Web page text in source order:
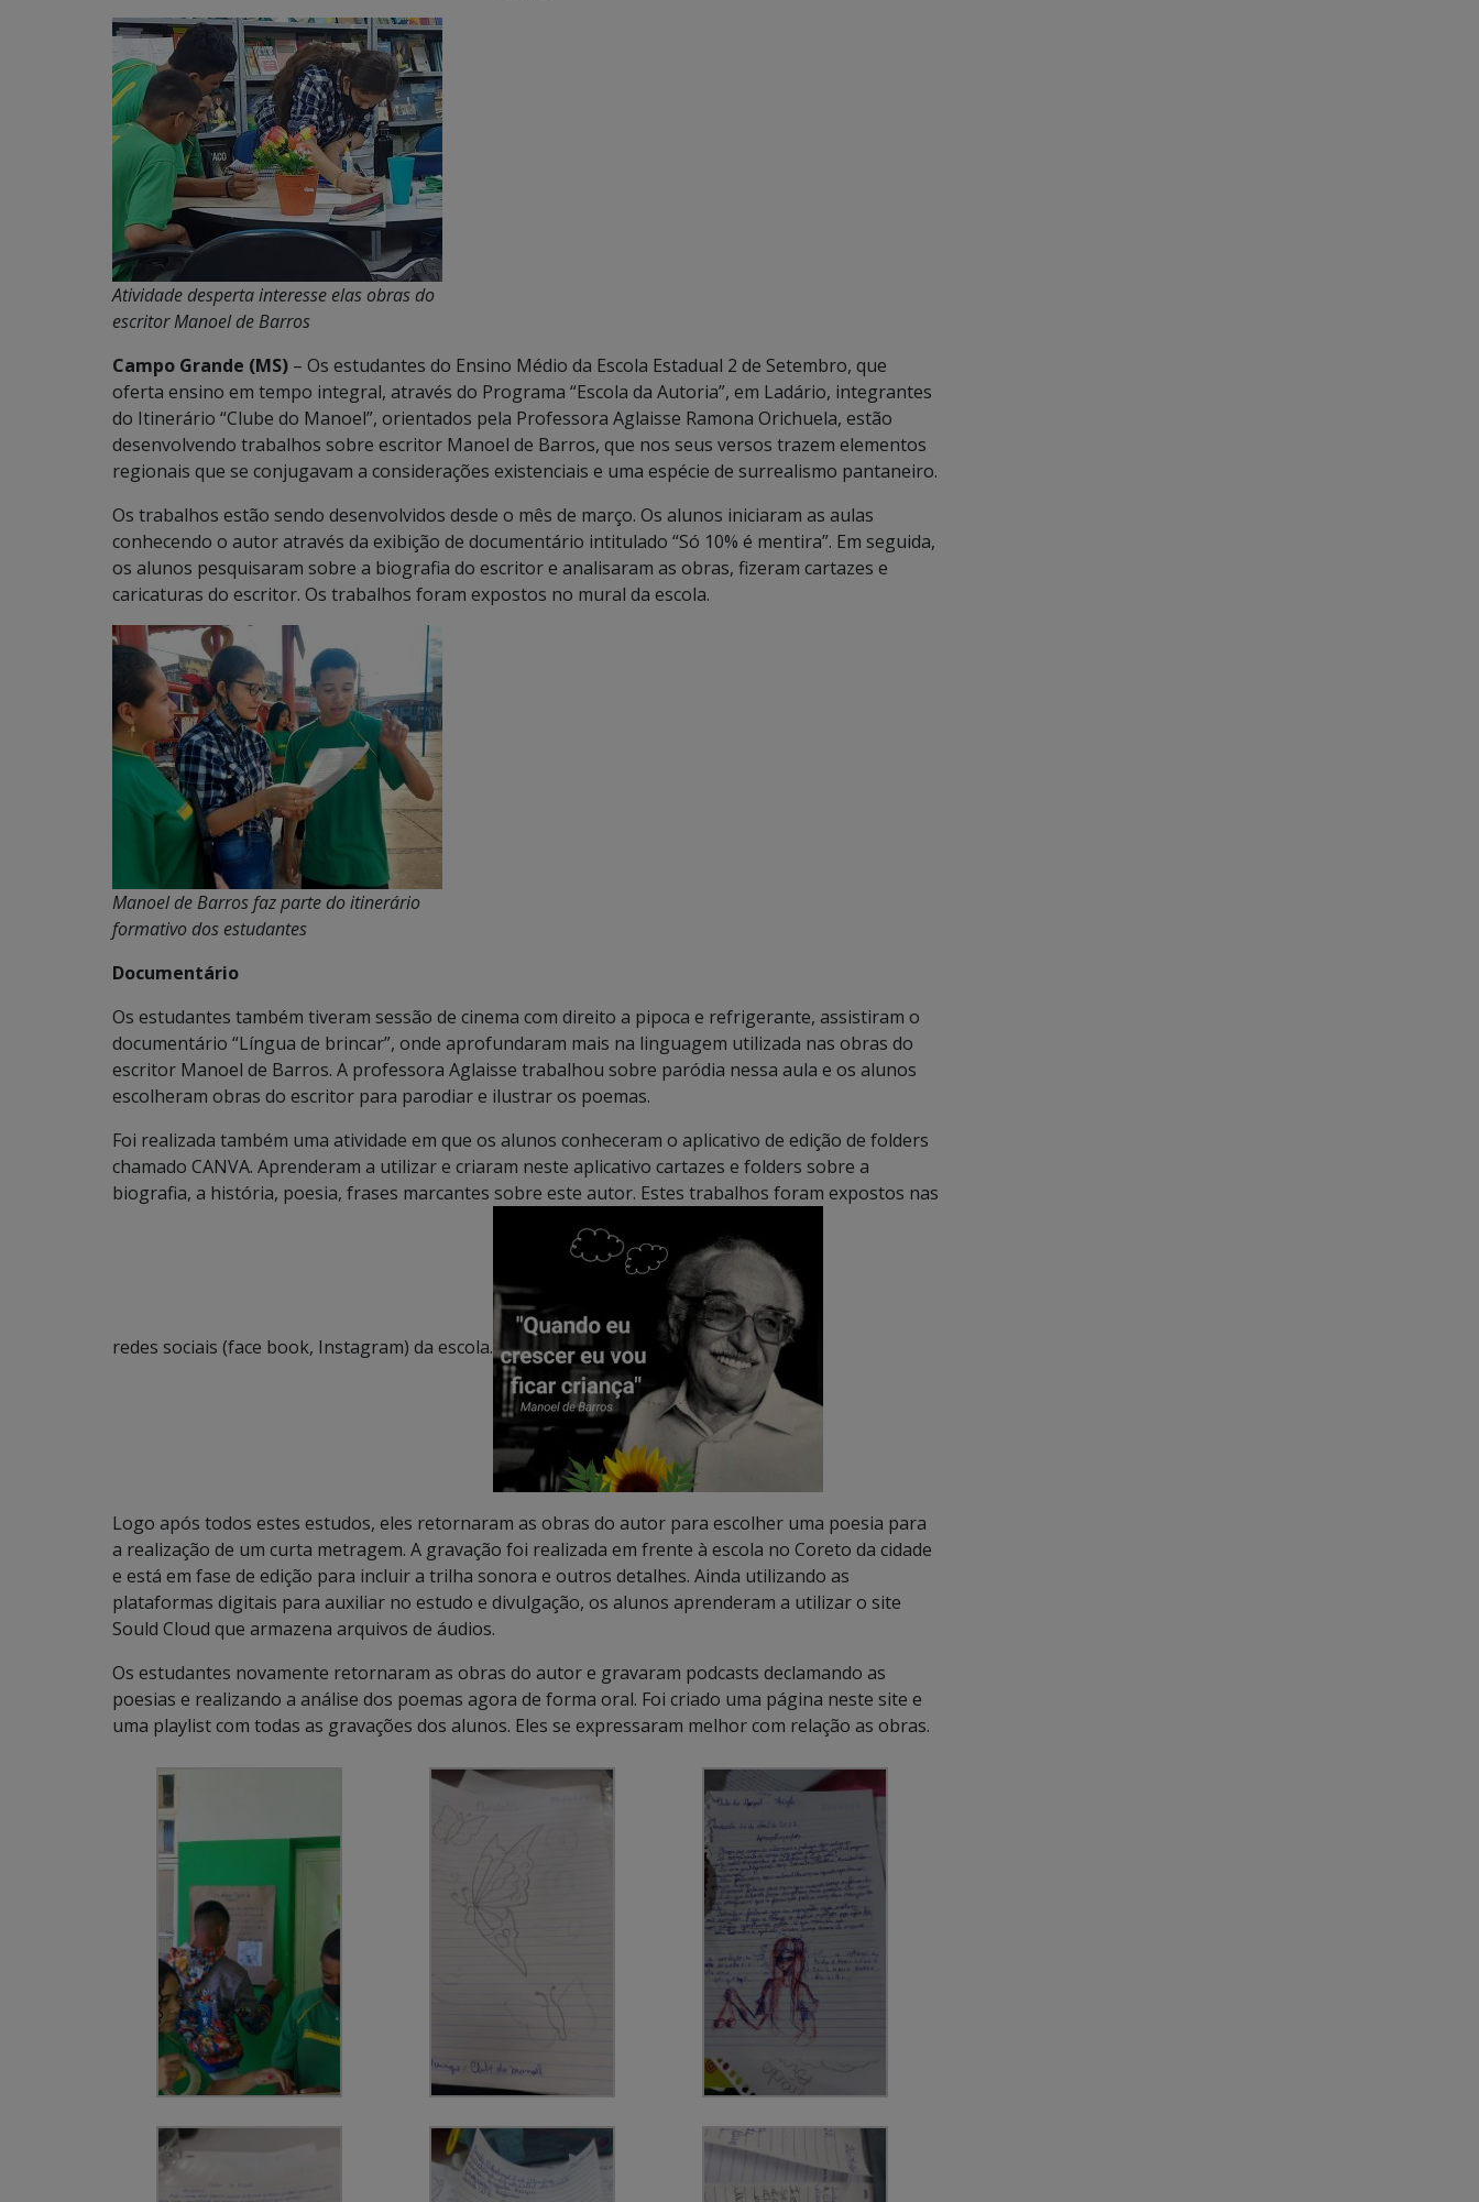
Atividade desperta interesse elas obras do
escritor Manoel de Barros
Campo Grande (MS) – Os estudantes do Ensino Médio da Escola Estadual 2 de Setembro, que
oferta ensino em tempo integral, através do Programa “Escola da Autoria”, em Ladário, integrantes
do Itinerário “Clube do Manoel”, orientados pela Professora Aglaisse Ramona Orichuela, estão
desenvolvendo trabalhos sobre escritor Manoel de Barros, que nos seus versos trazem elementos
regionais que se conjugavam a considerações existenciais e uma espécie de surrealismo pantaneiro.
Os trabalhos estão sendo desenvolvidos desde o mês de março. Os alunos iniciaram as aulas
conhecendo o autor através da exibição de documentário intitulado “Só 10% é mentira”. Em seguida,
os alunos pesquisaram sobre a biografia do escritor e analisaram as obras, fizeram cartazes e
caricaturas do escritor. Os trabalhos foram expostos no mural da escola.
Manoel de Barros faz parte do itinerário
formativo dos estudantes
Documentário
Os estudantes também tiveram sessão de cinema com direito a pipoca e refrigerante, assistiram o
documentário “Língua de brincar”, onde aprofundaram mais na linguagem utilizada nas obras do
escritor Manoel de Barros. A professora Aglaisse trabalhou sobre paródia nessa aula e os alunos
escolheram obras do escritor para parodiar e ilustrar os poemas.
Foi realizada também uma atividade em que os alunos conheceram o aplicativo de edição de folders
chamado CANVA. Aprenderam a utilizar e criaram neste aplicativo cartazes e folders sobre a
biografia, a história, poesia, frases marcantes sobre este autor. Estes trabalhos foram expostos nas
redes sociais (face book, Instagram) da escola.
Logo após todos estes estudos, eles retornaram as obras do autor para escolher uma poesia para
a realização de um curta metragem. A gravação foi realizada em frente à escola no Coreto da cidade
e está em fase de edição para incluir a trilha sonora e outros detalhes. Ainda utilizando as
plataformas digitais para auxiliar no estudo e divulgação, os alunos aprenderam a utilizar o site
Sould Cloud que armazena arquivos de áudios.
Os estudantes novamente retornaram as obras do autor e gravaram podcasts declamando as
poesias e realizando a análise dos poemas agora de forma oral. Foi criado uma página neste site e
uma playlist com todas as gravações dos alunos. Eles se expressaram melhor com relação as obras.